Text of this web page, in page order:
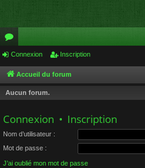
or
u
m
Connexion Inscription
Accueil du forum
Aucun forum.
Connexion • Inscription
Nom d’utilisateur :
Mot de passe :
J’ai oublié mon mot de passe